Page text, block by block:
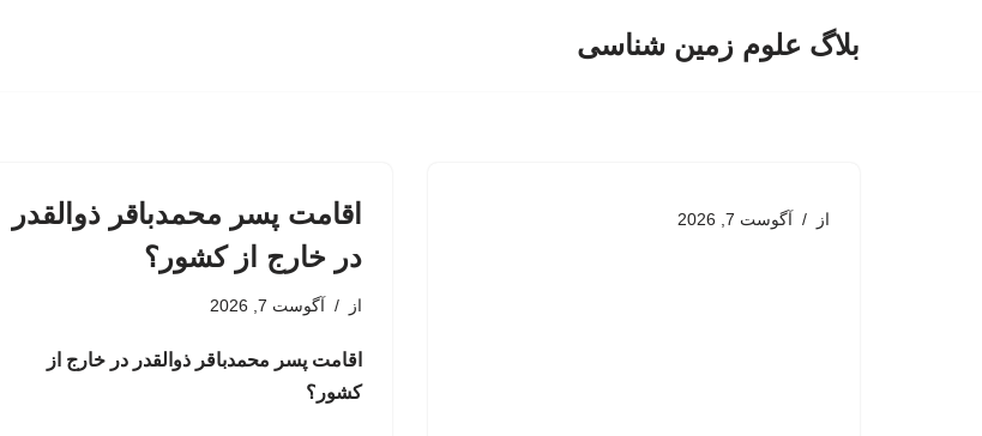
بلاگ علوم زمین شناسی
از آگوست 7, 2026
اقامت پسر محمدباقر ذوالقدر
در خارج از کشور؟
از آگوست 7, 2026
اقامت پسر محمدباقر ذوالقدر در خارج از
کشور؟